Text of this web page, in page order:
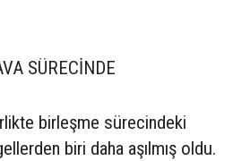
SÜRECİNDE
birleşme sürecindeki
biri daha aşılmış oldu.